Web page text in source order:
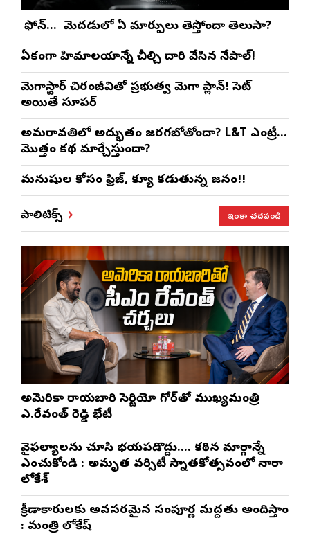
మీ ఫోన్… మీ మెదడులో ఏ మార్పులు తెస్తోందా తెలుసా?
ఏకంగా హిమాలయాన్నే చీల్చి దారి వేసిన నేపాల్!
మెగాస్టార్ చిరంజీవితో ప్రభుత్వ మెగా ప్లాన్! సెట్
అయితే సూపర్
అమరావతిలో అద్భుతం జరగబోతోందా? L&T ఎంట్రీ…
మొత్తం కథ మార్చేస్తుందా?
మనుషుల కోసం ఫ్రిజ్, క్యూ కడుతున్న జనం!!
పాలిటిక్స్ ఇంకా చదవండి
అమెరికా రాయబారి సెర్జియో గోర్‌తో ముఖ్యమంత్రి
ఎ.రేవంత్ రెడ్డి భేటీ
వైఫల్యాలను చూసి భయపడొద్దు…. కఠిన మార్గాన్నే
ఎంచుకోండి : అమృత వర్సిటీ స్నాతకోత్సవంలో నారా
లోకేశ్
క్రీడాకారులకు అవసరమైన సంపూర్ణ మద్దతు అందిస్తాం
: మంత్రి లోకేష్